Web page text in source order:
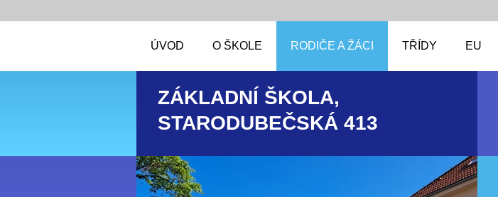
ÚVOD O ŠKOLE RODIČE A ŽÁCI TŘÍDY EU
ZÁKLADNÍ ŠKOLA,
STARODUBEČSKÁ 413